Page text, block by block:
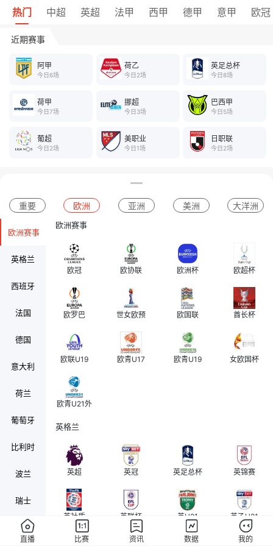
热门 中超 英超 法甲 西甲 德甲 意甲 欧冠
近期赛事
阿甲
今日6场
荷乙
今日2场
英足总杯
今日8场
荷甲
今日7场
挪超
今日3场
巴西甲
今日5场
葡超
今日2场
美职业
今日1场
日职联
今日2场
重要 欧洲 亚洲 美洲 大洋洲
欧洲赛事
英格兰
西班牙
法国
德国
意大利
荷兰
葡萄牙
比利时
波兰
瑞士
奥地利
欧洲赛事
欧冠 欧协联 欧洲杯 欧超杯
欧罗巴 世女欧预 欧国联 酋长杯
欧联U19 欧青U17 欧青U19 女欧国杯
欧青U21外
英格兰
英超 英冠 英足总杯 英锦赛
英社盾 英联杯 英U21 英乙U21
直播 比赛 资讯 数据 我的